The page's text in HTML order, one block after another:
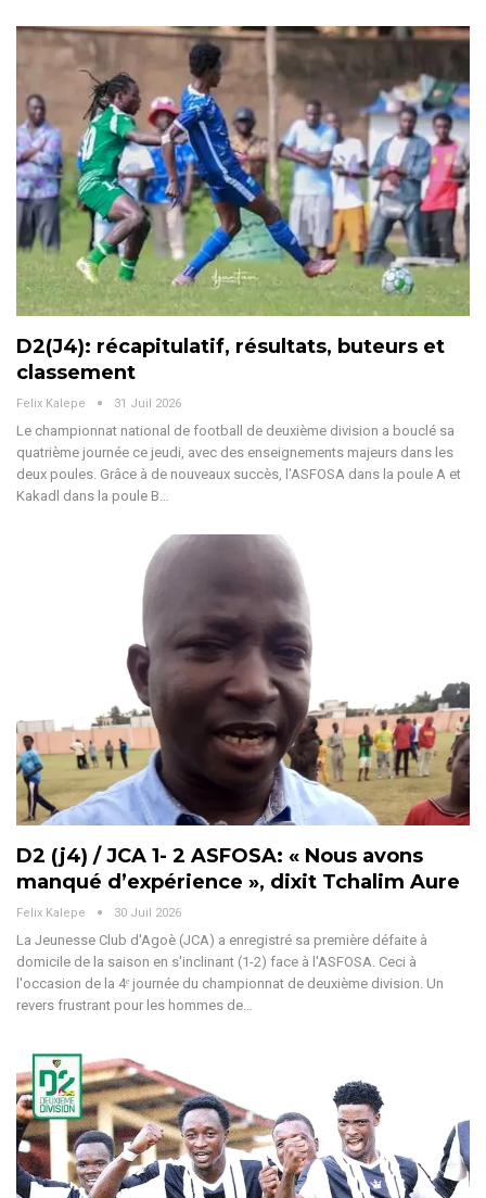
D2(J4): récapitulatif, résultats, buteurs et
classement
Felix Kalepe 31 Juil 2026
Le championnat national de football de deuxième division a bouclé sa
quatrième journée ce jeudi, avec des enseignements majeurs dans les
deux poules. Grâce à de nouveaux succès, l'ASFOSA dans la poule A et
Kakadl dans la poule B…
D2 (j4) / JCA 1- 2 ASFOSA: « Nous avons
manqué d’expérience », dixit Tchalim Aure
Felix Kalepe 30 Juil 2026
La Jeunesse Club d'Agoè (JCA) a enregistré sa première défaite à
domicile de la saison en s'inclinant (1-2) face à l'ASFOSA. Ceci à
l'occasion de la 4ᵉ journée du championnat de deuxième division. Un
revers frustrant pour les hommes de